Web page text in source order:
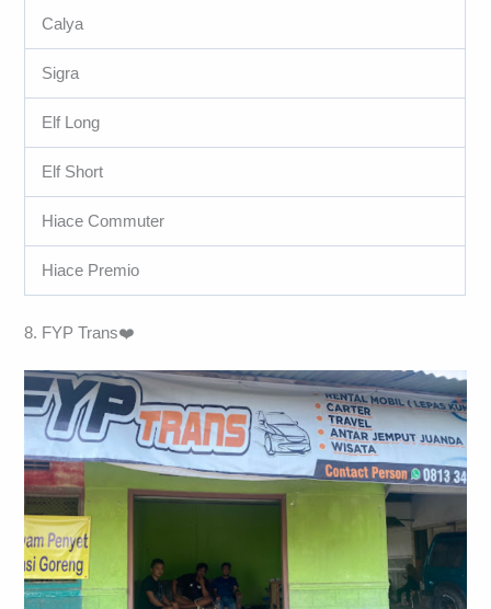
Calya
Sigra
Elf Long
Elf Short
Hiace Commuter
Hiace Premio
8. FYP Trans❤️